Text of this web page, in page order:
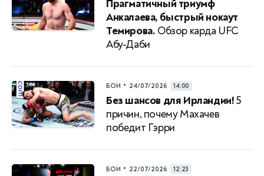
Прагматичный триумф
Анкалаева, быстрый нокаут
Темирова. Обзор карда UFC
Абу-Даби
БОИ • 24/07/2026 14:00
Без шансов для Ирландии!5
причин, почему Махачев
победит Гэрри
БОИ • 22/07/2026 12:23